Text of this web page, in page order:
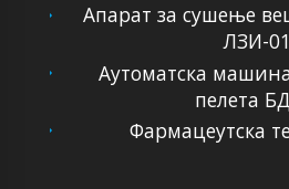
Апарат за сушење
ЛЗИ-01
Аутоматска
пелета
Фармацеутска